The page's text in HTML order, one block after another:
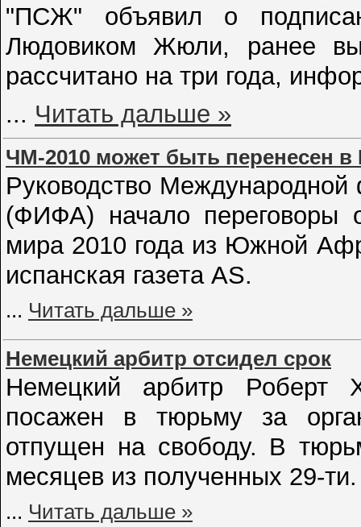
"ПСЖ" объявил о
Людовиком Жюли, ранее
рассчитано на три года,
... Читать дальше »
ЧМ-2010 может быть перенесен
Руководство
(ФИФА) начало переговоры
мира 2010 года из Южной
испанская газета AS.
... Читать дальше »
Немецкий арбитр отсидел срок
Немецкий арбитр Роберт
посажен в тюрьму за
отпущен на свободу. В
месяцев из полученных 29-ти.
... Читать дальше »